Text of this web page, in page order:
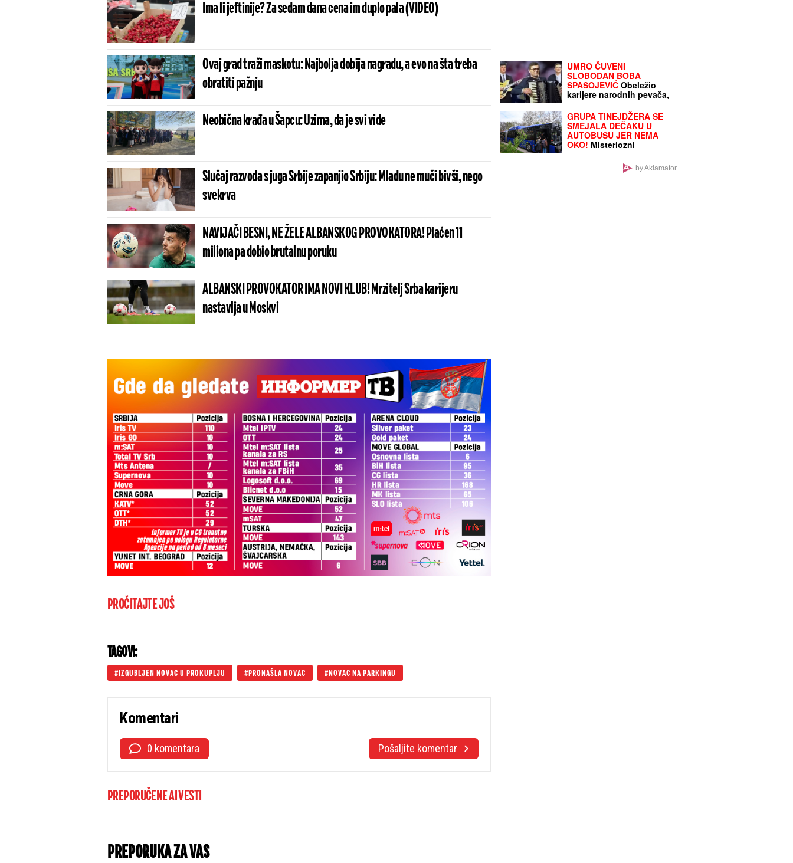
Ima li jeftinije? Za sedam dana cena im duplo pala (VIDEO)
Ovaj grad traži maskotu: Najbolja dobija nagradu, a evo na šta treba
obratiti pažnju
Neobična krađa u Šapcu: Uzima, da je svi vide
Slučaj razvoda s juga Srbije zapanjio Srbiju: Mladu ne muči bivši, nego
svekrva
NAVIJAČI BESNI, NE ŽELE ALBANSKOG PROVOKATORA! Plaćen 11
miliona pa dobio brutalnu poruku
ALBANSKI PROVOKATOR IMA NOVI KLUB! Mrzitelj Srba karijeru
nastavlja u Moskvi
PROČITAJTE JOŠ
TAGOVI:
IZGUBLJEN NOVAC U PROKUPLJU PRONAŠLA NOVAC NOVAC NA PARKINGU
Komentari
0 komentara Pošaljite komentar
PREPORUČENE AI VESTI
UMRO ČUVENI
SLOBODAN BOBA
SPASOJEVIĆ Obeležio
karijere narodnih pevača,
bez njega srpska kafana
ne bi bila ista
GRUPA TINEJDŽERA SE
SMEJALA DEČAKU U
AUTOBUSU JER NEMA
OKO! Misteriozni
"Ko je snimao, neka šalje
by Aklamator
PREPORUKA ZA VAS